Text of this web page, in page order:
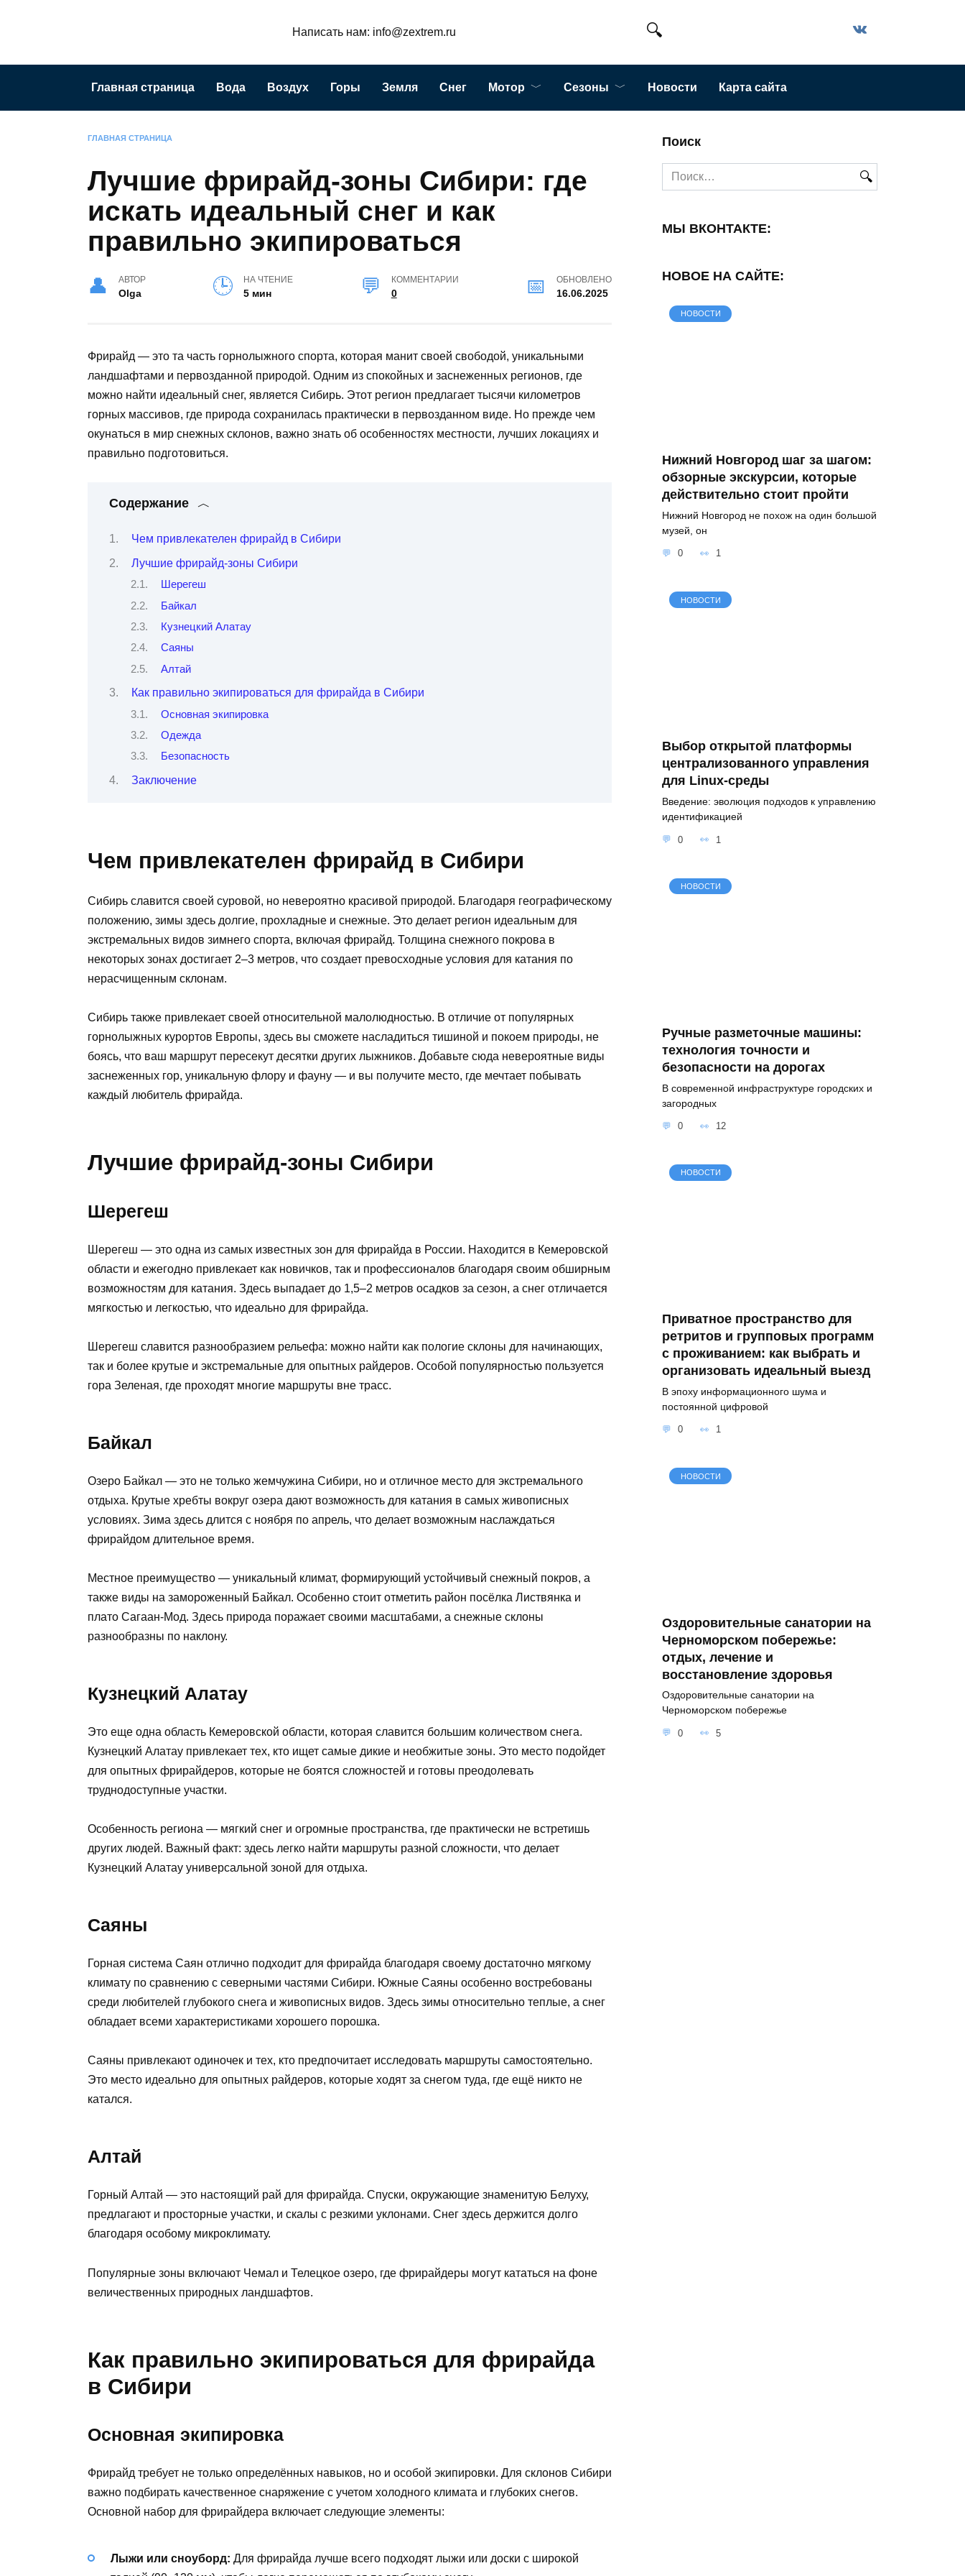
Написать нам: info@zextrem.ru
Главная страница Вода Воздух Горы Земля Снег Мотор Сезоны Новости Карта сайта
ГЛАВНАЯ СТРАНИЦА
Лучшие фрирайд-зоны Сибири: где
искать идеальный снег и как
правильно экипироваться
АВТОР
Olga
НА ЧТЕНИЕ
5 мин
КОММЕНТАРИИ
0
ОБНОВЛЕНО
16.06.2025
Фрирайд — это та часть горнолыжного спорта, которая манит своей свободой, уникальными
ландшафтами и первозданной природой. Одним из спокойных и заснеженных регионов, где
можно найти идеальный снег, является Сибирь. Этот регион предлагает тысячи километров
горных массивов, где природа сохранилась практически в первозданном виде. Но прежде чем
окунаться в мир снежных склонов, важно знать об особенностях местности, лучших локациях и
правильно подготовиться.
Содержание
Чем привлекателен фрирайд в Сибири
Лучшие фрирайд-зоны Сибири
Шерегеш
Байкал
Кузнецкий Алатау
Саяны
Алтай
Как правильно экипироваться для фрирайда в Сибири
Основная экипировка
Одежда
Безопасность
Заключение
Чем привлекателен фрирайд в Сибири
Сибирь славится своей суровой, но невероятно красивой природой. Благодаря географическому
положению, зимы здесь долгие, прохладные и снежные. Это делает регион идеальным для
экстремальных видов зимнего спорта, включая фрирайд. Толщина снежного покрова в
некоторых зонах достигает 2–3 метров, что создает превосходные условия для катания по
нерасчищенным склонам.
Сибирь также привлекает своей относительной малолюдностью. В отличие от популярных
горнолыжных курортов Европы, здесь вы сможете насладиться тишиной и покоем природы, не
боясь, что ваш маршрут пересекут десятки других лыжников. Добавьте сюда невероятные виды
заснеженных гор, уникальную флору и фауну — и вы получите место, где мечтает побывать
каждый любитель фрирайда.
Лучшие фрирайд-зоны Сибири
Шерегеш
Шерегеш — это одна из самых известных зон для фрирайда в России. Находится в Кемеровской
области и ежегодно привлекает как новичков, так и профессионалов благодаря своим обширным
возможностям для катания. Здесь выпадает до 1,5–2 метров осадков за сезон, а снег отличается
мягкостью и легкостью, что идеально для фрирайда.
Шерегеш славится разнообразием рельефа: можно найти как пологие склоны для начинающих,
так и более крутые и экстремальные для опытных райдеров. Особой популярностью пользуется
гора Зеленая, где проходят многие маршруты вне трасс.
Байкал
Озеро Байкал — это не только жемчужина Сибири, но и отличное место для экстремального
отдыха. Крутые хребты вокруг озера дают возможность для катания в самых живописных
условиях. Зима здесь длится с ноября по апрель, что делает возможным наслаждаться
фрирайдом длительное время.
Местное преимущество — уникальный климат, формирующий устойчивый снежный покров, а
также виды на замороженный Байкал. Особенно стоит отметить район посёлка Листвянка и
плато Сагаан-Мод. Здесь природа поражает своими масштабами, а снежные склоны
разнообразны по наклону.
Кузнецкий Алатау
Это еще одна область Кемеровской области, которая славится большим количеством снега.
Кузнецкий Алатау привлекает тех, кто ищет самые дикие и необжитые зоны. Это место подойдет
для опытных фрирайдеров, которые не боятся сложностей и готовы преодолевать
труднодоступные участки.
Особенность региона — мягкий снег и огромные пространства, где практически не встретишь
других людей. Важный факт: здесь легко найти маршруты разной сложности, что делает
Кузнецкий Алатау универсальной зоной для отдыха.
Саяны
Горная система Саян отлично подходит для фрирайда благодаря своему достаточно мягкому
климату по сравнению с северными частями Сибири. Южные Саяны особенно востребованы
среди любителей глубокого снега и живописных видов. Здесь зимы относительно теплые, а снег
обладает всеми характеристиками хорошего порошка.
Саяны привлекают одиночек и тех, кто предпочитает исследовать маршруты самостоятельно.
Это место идеально для опытных райдеров, которые ходят за снегом туда, где ещё никто не
катался.
Алтай
Горный Алтай — это настоящий рай для фрирайда. Спуски, окружающие знаменитую Белуху,
предлагают и просторные участки, и скалы с резкими уклонами. Снег здесь держится долго
благодаря особому микроклимату.
Популярные зоны включают Чемал и Телецкое озеро, где фрирайдеры могут кататься на фоне
величественных природных ландшафтов.
Как правильно экипироваться для фрирайда
в Сибири
Основная экипировка
Фрирайд требует не только определённых навыков, но и особой экипировки. Для склонов Сибири
важно подбирать качественное снаряжение с учетом холодного климата и глубоких снегов.
Основной набор для фрирайдера включает следующие элементы:
Лыжи или сноуборд: Для фрирайда лучше всего подходят лыжи или доски с широкой
Поиск
Search
for:
МЫ ВКОНТАКТЕ:
НОВОЕ НА САЙТЕ:
НОВОСТИ
Нижний Новгород шаг за шагом:
обзорные экскурсии, которые
действительно стоит пройти
Нижний Новгород не похож на один большой
музей, он
0 1
НОВОСТИ
Выбор открытой платформы
централизованного управления
для Linux-среды
Введение: эволюция подходов к управлению
идентификацией
0 1
НОВОСТИ
Ручные разметочные машины:
технология точности и
безопасности на дорогах
В современной инфраструктуре городских и
загородных
0 12
НОВОСТИ
Приватное пространство для
ретритов и групповых программ
с проживанием: как выбрать и
организовать идеальный выезд
В эпоху информационного шума и
постоянной цифровой
0 1
НОВОСТИ
Оздоровительные санатории на
Черноморском побережье:
отдых, лечение и
восстановление здоровья
Оздоровительные санатории на
Черноморском побережье
0 5